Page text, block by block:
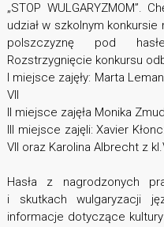
„STOP WULGARYZMOM”.
udział w szkolnym
polszczyznę pod
Rozstrzygnięcie konkursu
I miejsce zajęły: Marta
VII
II miejsce zajęła Monika
III miejsce zajęli: Xavier
VII oraz Karolina Albrecht z
Hasła z nagrodzonych
i skutkach wulgaryzacji
informacje dotyczące